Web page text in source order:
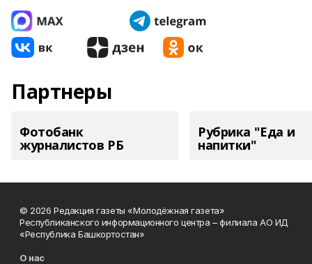
Партнеры
Фотобанк
журналистов РБ
Рубрика "Еда и
напитки"
© 2026 Редакция газеты «Молодёжная газета»
Республиканского информационного центра – филиала АО ИД
«Республика Башкортостан»
О нас